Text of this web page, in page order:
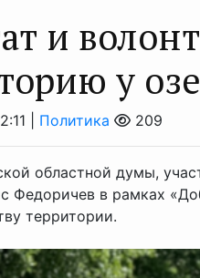
и
у
| Политика 209
областной думы,
в рамках
территории.